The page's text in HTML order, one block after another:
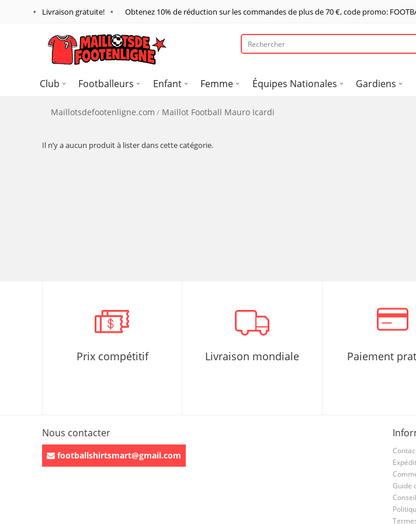
Livraison gratuite! Obtenez 10% de réduction sur les commandes de plus de70 €, code promo:
Club Footballeurs Enfant Femme Équipes Nationales Gardiens
Maillotsdefootenligne.com Maillot Football Mauro Icardi
Il n’y a aucun produit à lister dans cette catégorie.
Prix compétitif Livraison mondiale Paiement
Nous contacter
footballshirtsmart@gmail.com
Guide